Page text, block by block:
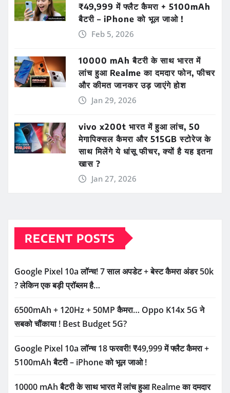
₹49,999 में फ्लैट कैमरा + 5100mAh
बैटरी – iPhone को भूल जाओ !
Feb 5, 2026
10000 mAh बैटरी के साथ भारत में
लांच हुआ Realme का दमदार फोन, फीचर
और कीमत जानकर उड़ जाएंगे होश
Jan 29, 2026
vivo x200t भारत में हुआ लांच, 50
मेगापिक्सल कैमरा और 515GB स्टोरेज के
साथ मिलेंगे ये धांसू फीचर, क्यों है यह इतना
खास ?
Jan 27, 2026
RECENT POSTS
Google Pixel 10a लॉन्च! 7 साल अपडेट + बेस्ट कैमरा अंडर 50k
? लेकिन एक बड़ी प्रॉब्लम है…
6500mAh + 120Hz + 50MP कैमरा… Oppo K14x 5G ने
सबको चौंकाया ! Best Budget 5G?
Google Pixel 10a लॉन्च 18 फरवरी! ₹49,999 में फ्लैट कैमरा +
5100mAh बैटरी – iPhone को भूल जाओ !
10000 mAh बैटरी के साथ भारत में लांच हुआ Realme का दमदार